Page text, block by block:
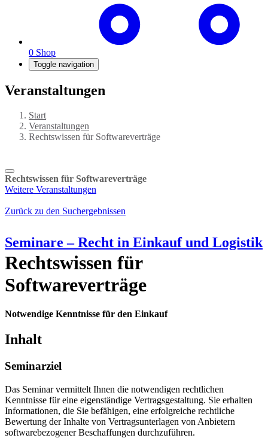
0 Shop
Toggle navigation
Veranstaltungen
Start
Veranstaltungen
Rechtswissen für Softwareverträge
Rechtswissen für Softwareverträge
Weitere Veranstaltungen
Zurück zu den Suchergebnissen
Seminare – Recht in Einkauf und Logistik
Rechtswissen für
Softwareverträge
Notwendige Kenntnisse für den Einkauf
Inhalt
Seminarziel
Das Seminar vermittelt Ihnen die notwendigen rechtlichen
Kenntnisse für eine eigenständige Vertragsgestaltung. Sie erhalten
Informationen, die Sie befähigen, eine erfolgreiche rechtliche
Bewertung der Inhalte von Vertragsunterlagen von Anbietern
softwarebezogener Beschaffungen durchzuführen.